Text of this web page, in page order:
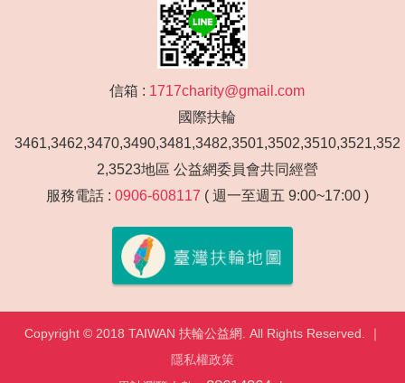
信箱 : 1717charity@gmail.com
國際扶輪
3461,3462,3470,3490,3481,3482,3501,3502,3510,3521,352
2,3523地區 公益網委員會共同經營
服務電話 : 0906-608117 ( 週一至週五 9:00~17:00 )
Copyright © 2018 TAIWAN 扶輪公益網. All Rights Reserved. ｜
隱私權政策